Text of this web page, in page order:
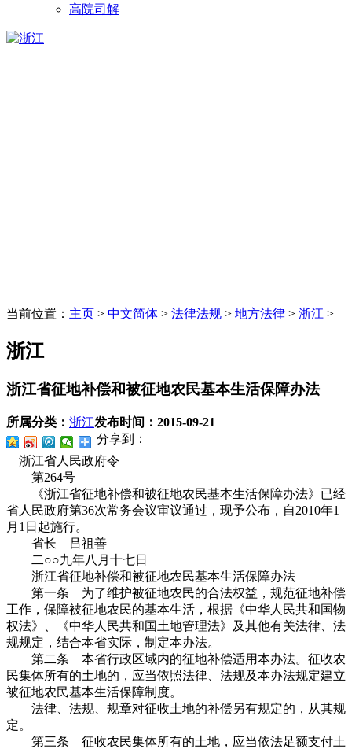
高院司解
当前位置： 主页 > 中文简体 > 法律法规 > 地方法律 > 浙江 >
浙江
浙江省征地补偿和被征地农民基本生活保障办法
所属分类： 浙江发布时间： 2015-09-21
分享到：
浙江省人民政府令
第264号
《浙江省征地补偿和被征地农民基本生活保障办法》已经
省人民政府第36次常务会议审议通过，现予公布，自2010年1
月1日起施行。
省长 吕祖善
二○○九年八月十七日
浙江省征地补偿和被征地农民基本生活保障办法
第一条 为了维护被征地农民的合法权益，规范征地补偿
工作，保障被征地农民的基本生活，根据《中华人民共和国物
权法》、《中华人民共和国土地管理法》及其他有关法律、法
规规定，结合本省实际，制定本办法。
第二条 本省行政区域内的征地补偿适用本办法。征收农
民集体所有的土地的，应当依照法律、法规及本办法规定建立
被征地农民基本生活保障制度。
法律、法规、规章对征收土地的补偿另有规定的，从其规
定。
第三条 征收农民集体所有的土地，应当依法足额支付土